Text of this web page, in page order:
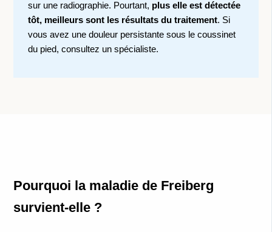
sur une radiographie. Pourtant, plus elle est détectée
tôt, meilleurs sont les résultats du traitement. Si
vous avez une douleur persistante sous le coussinet
du pied, consultez un spécialiste.
Pourquoi la maladie de Freiberg
survient-elle ?